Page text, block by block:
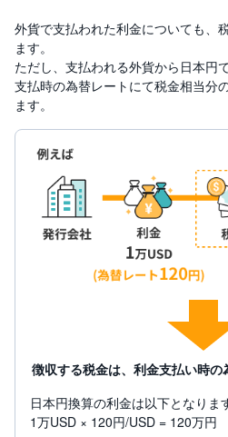
外貨で支払われた利金についても、
ます。
ただし、支払われる外貨から日本円
支払時の為替レートにて税金相当分
ます。
徴収する税金は、利金支払い時の
日本円換算の利金は以下となりま
1万USD × 120円/USD = 120万円